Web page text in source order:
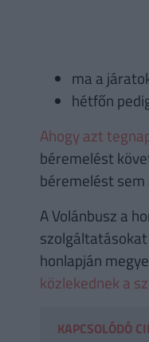
ma a
hétfőn
Ahogy azt
béremelést
béremelést
A Volánbusz a
honlapján
közlekednek a
KAPCSOLÓDÓ